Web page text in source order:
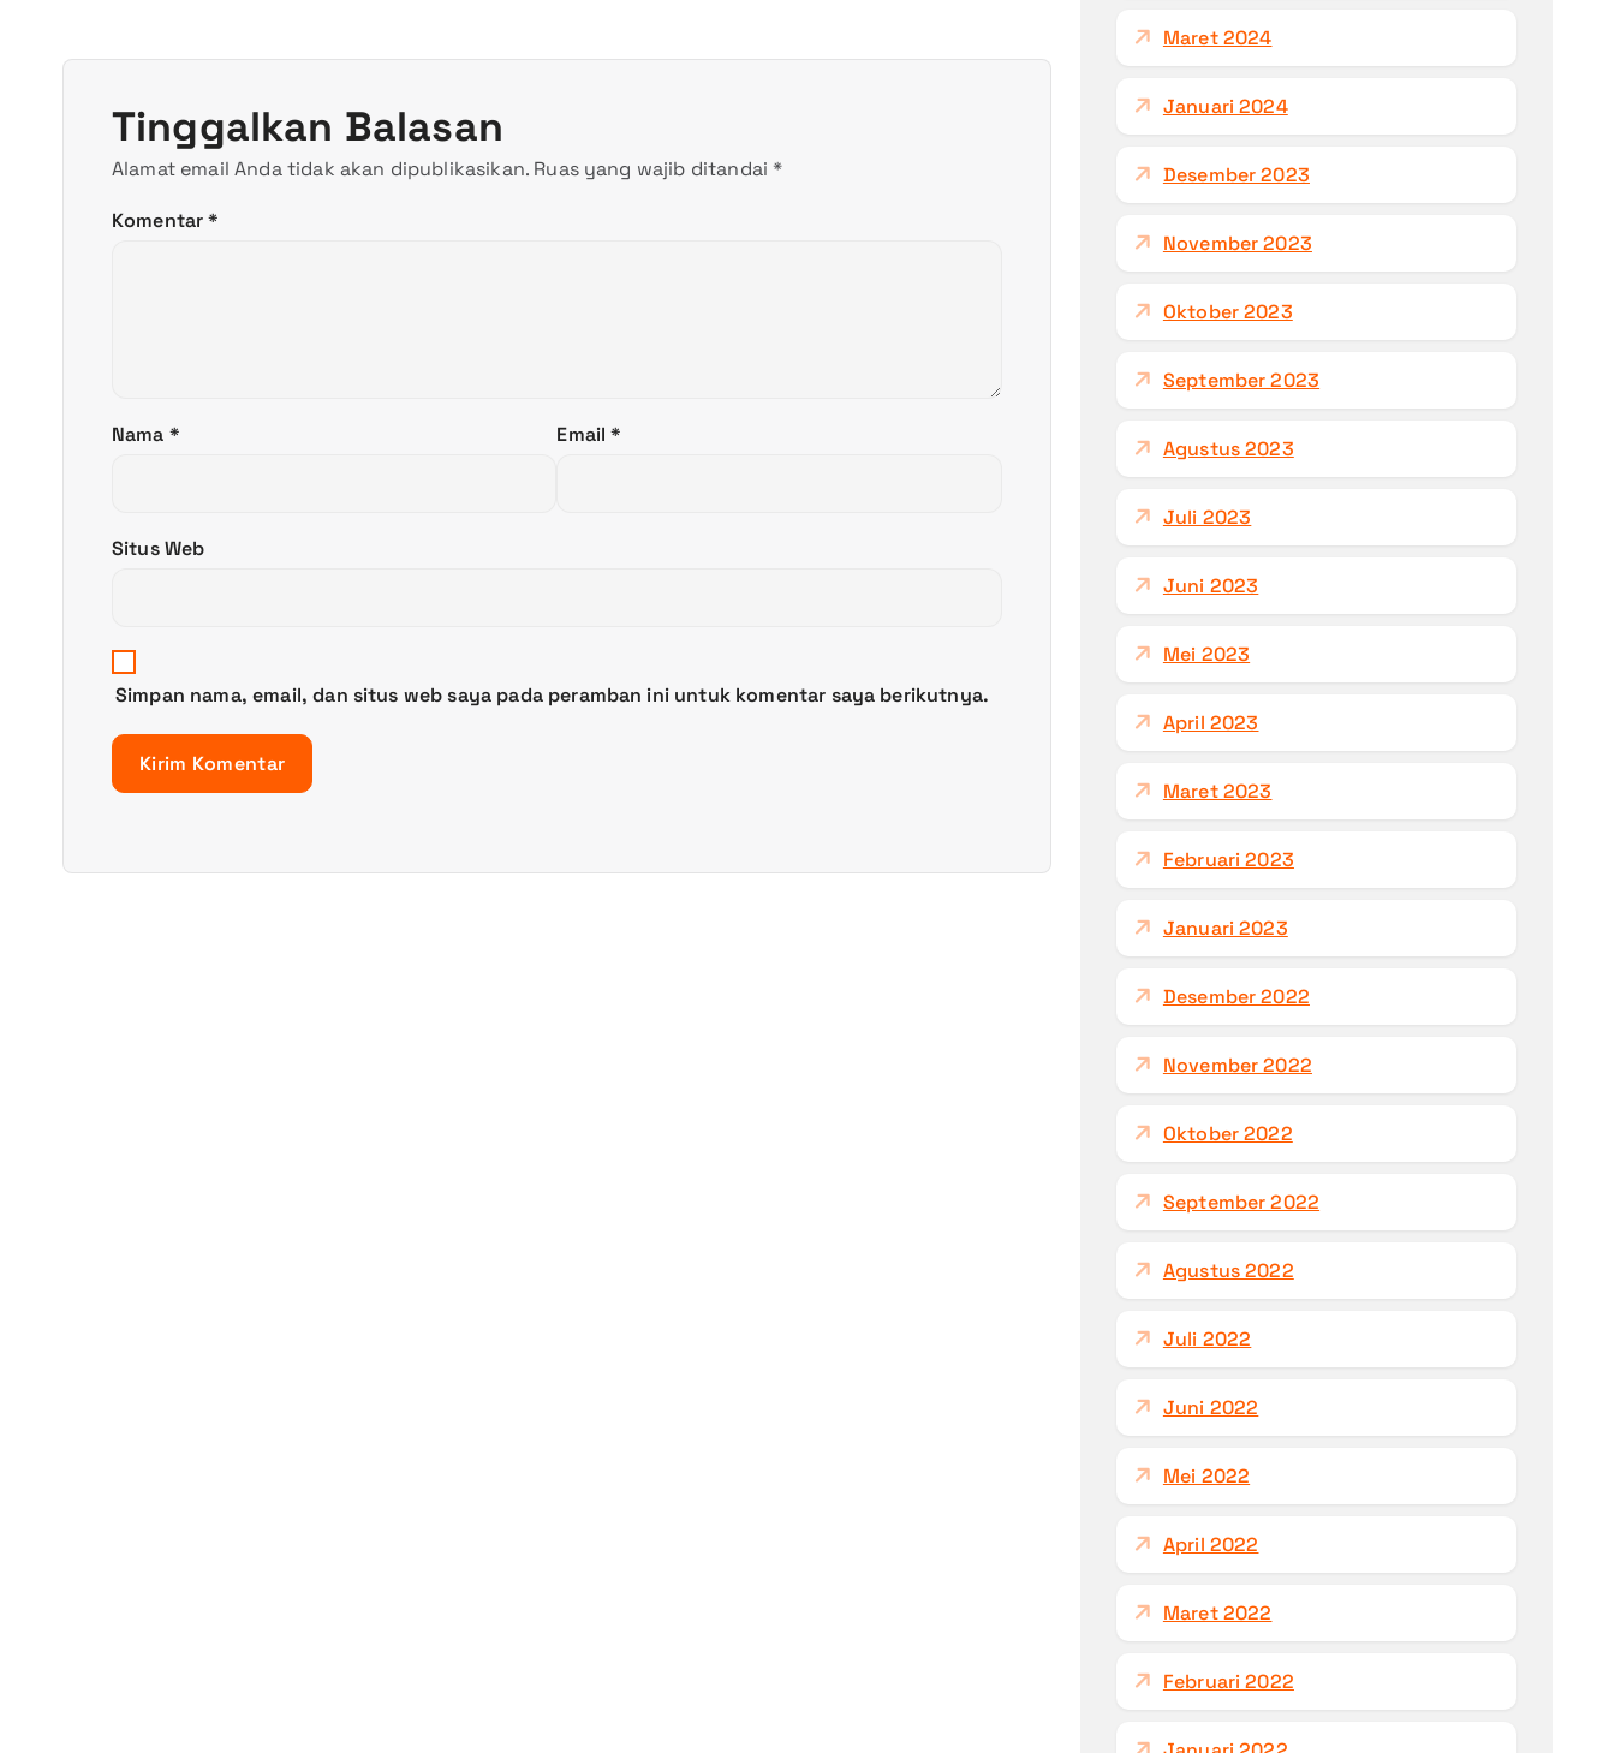
a
Tinggalkan Balasan
Alamat email Anda tidak akan dipublikasikan. Ruas yang wajib ditandai*
Komentar*
Nama * Email*
Situs Web
Simpan nama, email, dan situs web saya pada peramban ini untuk komentar saya berikutnya.
Maret 2024
Januari 2024
Desember 2023
November 2023
Oktober 2023
September 2023
Agustus 2023
Juli 2023
Juni 2023
Mei 2023
April 2023
Maret 2023
Februari 2023
Januari 2023
Desember 2022
November 2022
Oktober 2022
September 2022
Agustus 2022
Juli 2022
Juni 2022
Mei 2022
April 2022
Maret 2022
Februari 2022